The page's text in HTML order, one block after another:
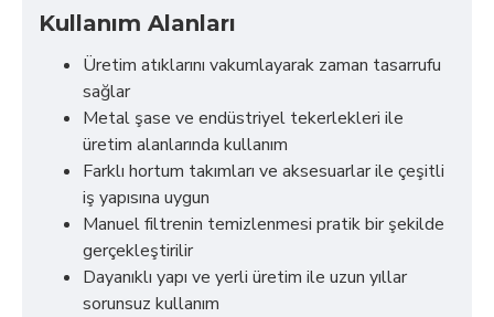
Kullanım Alanları
Üretim atıklarını vakumlayarak zaman tasarrufu
sağlar
Metal şase ve endüstriyel tekerlekleri ile
üretim alanlarında kullanım
Farklı hortum takımları ve aksesuarlar ile çeşitli
iş yapısına uygun
Manuel filtrenin temizlenmesi pratik bir şekilde
gerçekleştirilir
Dayanıklı yapı ve yerli üretim ile uzun yıllar
sorunsuz kullanım